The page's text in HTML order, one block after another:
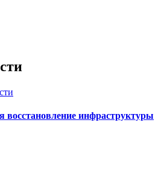
восстановление инфраструктуры